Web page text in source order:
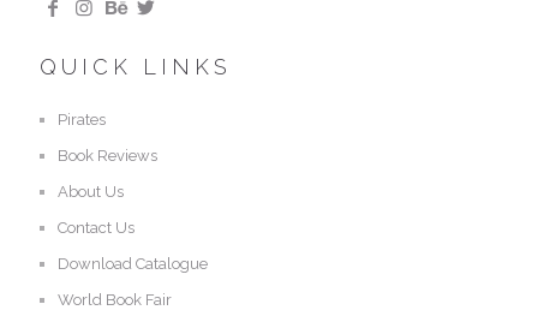
QUICK LINKS
Pirates
Book Reviews
About Us
Contact Us
Download Catalogue
World Book Fair